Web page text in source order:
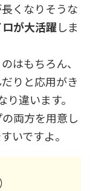
くなりそうな
が大活躍しま
はもちろん、
りと応用がき
違います。
両方を用意し
いですよ。